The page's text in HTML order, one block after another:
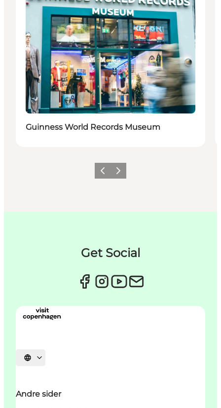
Guinness World Records Museum
ForrigeNæste
Get Social
Vælg sprog
Andre sider